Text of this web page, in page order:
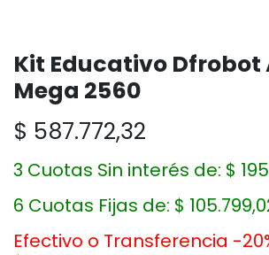
Kit Educativo Dfrobot
Mega 2560
$ 587.772,32
3 Cuotas Sin interés de: $
6 Cuotas Fijas de: $
Efectivo o Transferencia -